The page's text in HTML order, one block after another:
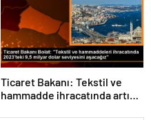
Ticaret Bakanı: Tekstil ve
hammadde ihracatında artış